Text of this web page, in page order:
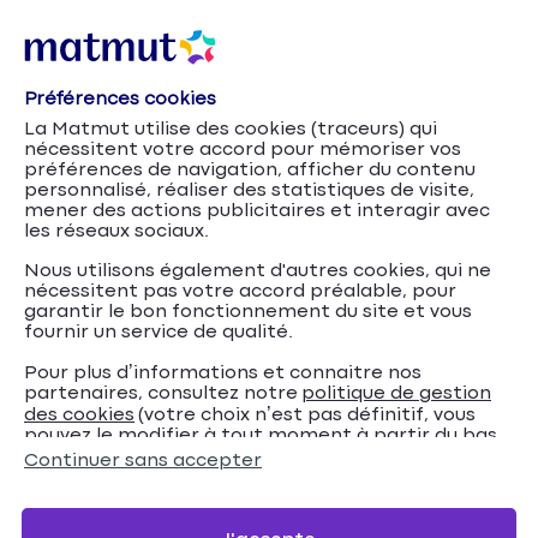
Accueil Assurance Habitation Conseils
Comment
gérer les pannes d'électroménager en location
meublée ?
Préférences cookies
La Matmut utilise des cookies (traceurs) qui
nécessitent votre accord pour mémoriser vos
préférences de navigation, afficher du contenu
personnalisé, réaliser des statistiques de visite,
mener des actions publicitaires et interagir avec
les réseaux sociaux.
Nous utilisons également d'autres cookies, qui ne
nécessitent pas votre accord préalable, pour
garantir le bon fonctionnement du site et vous
fournir un service de qualité.
Pour plus d’informations et connaitre nos
partenaires, consultez notre politique de gestion
des cookies (votre choix n’est pas définitif, vous
pouvez le modifier à tout moment à partir du bas
de page de notre site).
Continuer sans accepter